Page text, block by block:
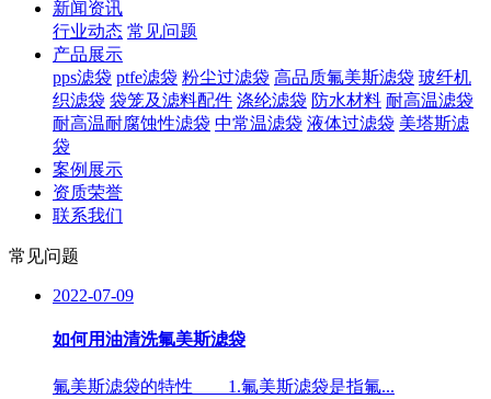
新闻资讯
行业动态 常见问题
产品展示
pps滤袋 ptfe滤袋 粉尘过滤袋 高品质氟美斯滤袋 玻纤机
织滤袋 袋笼及滤料配件 涤纶滤袋 防水材料 耐高温滤袋
耐高温耐腐蚀性滤袋 中常温滤袋 液体过滤袋 美塔斯滤
袋
案例展示
资质荣誉
联系我们
常见问题
2022-07-09
如何用油清洗氟美斯滤袋
氟美斯滤袋的特性 1.氟美斯滤袋是指氟...